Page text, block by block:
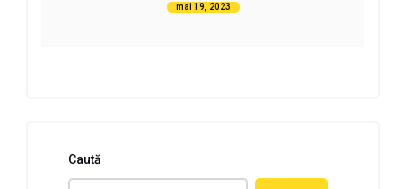
mai 19, 2023
Caută